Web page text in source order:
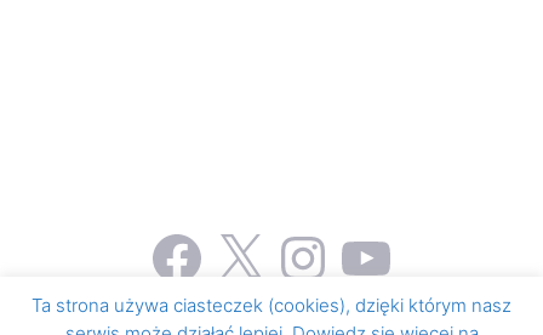
Facebook
X InstagramYouTube
Ta strona używa ciasteczek (cookies), dzięki którym nasz